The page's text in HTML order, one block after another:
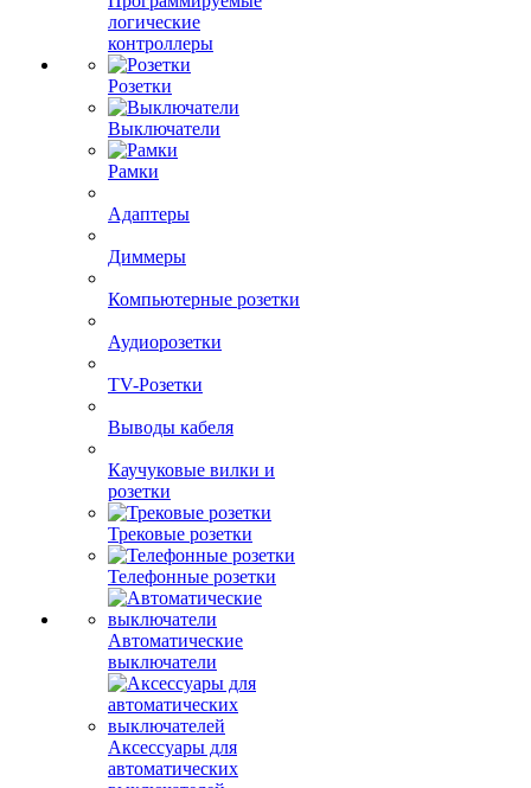
логические
контроллеры
Розетки
Выключатели
Рамки
Адаптеры
Диммеры
Каучуковые вилки и
розетки
Трековые розетки
Телефонные розетки
Автоматические
выключатели
Аксессуары для
автоматических
выключателей